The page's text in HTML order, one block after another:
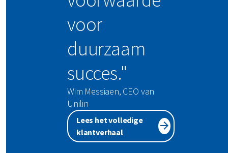
voor
duurzaam
succes."
Wim Messiaen, CEO van
Unilin
Lees het volledige
klantverhaal